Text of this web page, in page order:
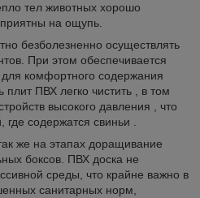
тел животных хорошо
на ощупь.
безболезненно осуществлять
При этом обеспечивается
комфортного содержания
ПВХ легко чистить , в том
высокого давления , что
содержатся свиньи .
же на этапах доращивание
боксов. ПВХ доска не
среды, что крайне важно в
санитарных норм,